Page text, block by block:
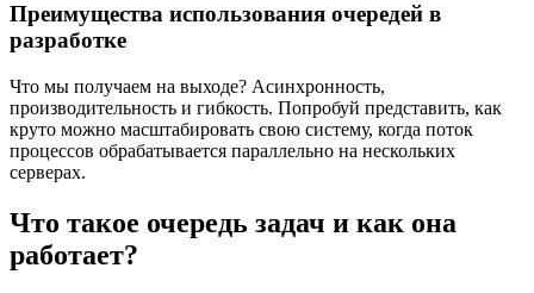
Преимущества использования очередей в
разработке
Что мы получаем на выходе? Асинхронность,
производительность и гибкость. Попробуй представить, как
круто можно масштабировать свою систему, когда поток
процессов обрабатывается параллельно на нескольких
серверах.
Что такое очередь задач и как она
работает?